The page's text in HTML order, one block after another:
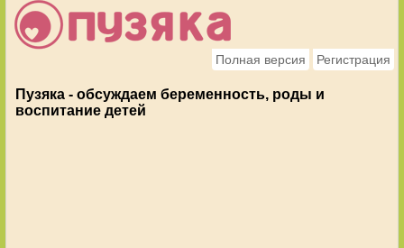
Полная версия Регистрация
Пузяка - обсуждаем беременность, роды и
воспитание детей